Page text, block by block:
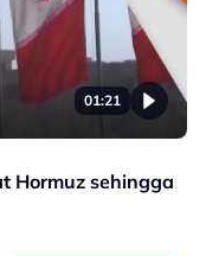
01:21
Hormuz sehingga